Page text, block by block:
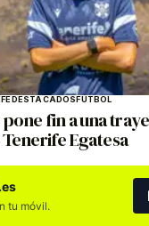
DESTACADOSFÚTBOL
fin a una
Egatesa
tu móvil.